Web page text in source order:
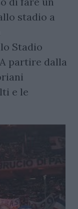
stadio a
Stadio
partire dalla
e le